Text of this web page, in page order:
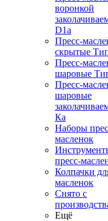
воронкой
D1a
Пресс-
скрытые
Пресс-
шаровые
Пресс-
шаровые
Кa
Наборы
масленок
пресс-
Колпачки
масленок
Снято с
Ещё